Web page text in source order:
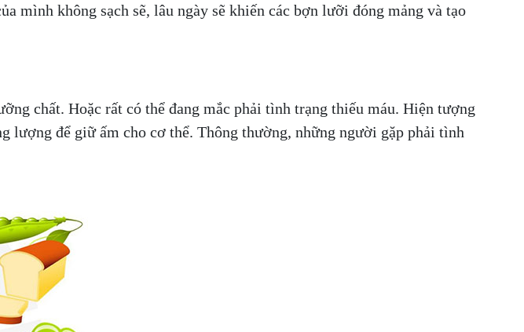
mình không sạch sẽ, lâu ngày sẽ khiến các bợn lưỡi đóng mảng và tạo
chất. Hoặc rất có thể đang mắc phải tình trạng thiếu máu. Hiện tượng
lượng để giữ ấm cho cơ thể. Thông thường, những người gặp phải tình